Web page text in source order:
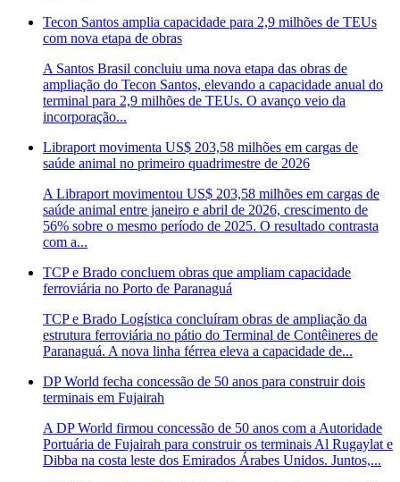
Tecon Santos amplia capacidade para 2,9 milhões de TEUs
com nova etapa de obras
A Santos Brasil concluiu uma nova etapa das obras de
ampliação do Tecon Santos, elevando a capacidade anual do
terminal para 2,9 milhões de TEUs. O avanço veio da
incorporação...
Libraport movimenta US$ 203,58 milhões em cargas de
saúde animal no primeiro quadrimestre de 2026
A Libraport movimentou US$ 203,58 milhões em cargas de
saúde animal entre janeiro e abril de 2026, crescimento de
56% sobre o mesmo período de 2025. O resultado contrasta
com a...
TCP e Brado concluem obras que ampliam capacidade
ferroviária no Porto de Paranaguá
TCP e Brado Logística concluíram obras de ampliação da
estrutura ferroviária no pátio do Terminal de Contêineres de
Paranaguá. A nova linha férrea eleva a capacidade de...
DP World fecha concessão de 50 anos para construir dois
terminais em Fujairah
A DP World firmou concessão de 50 anos com a Autoridade
Portuária de Fujairah para construir os terminais Al Rugaylat e
Dibba na costa leste dos Emirados Árabes Unidos. Juntos,...